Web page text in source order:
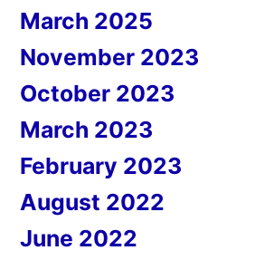
March 2025
November 2023
October 2023
March 2023
February 2023
August 2022
June 2022